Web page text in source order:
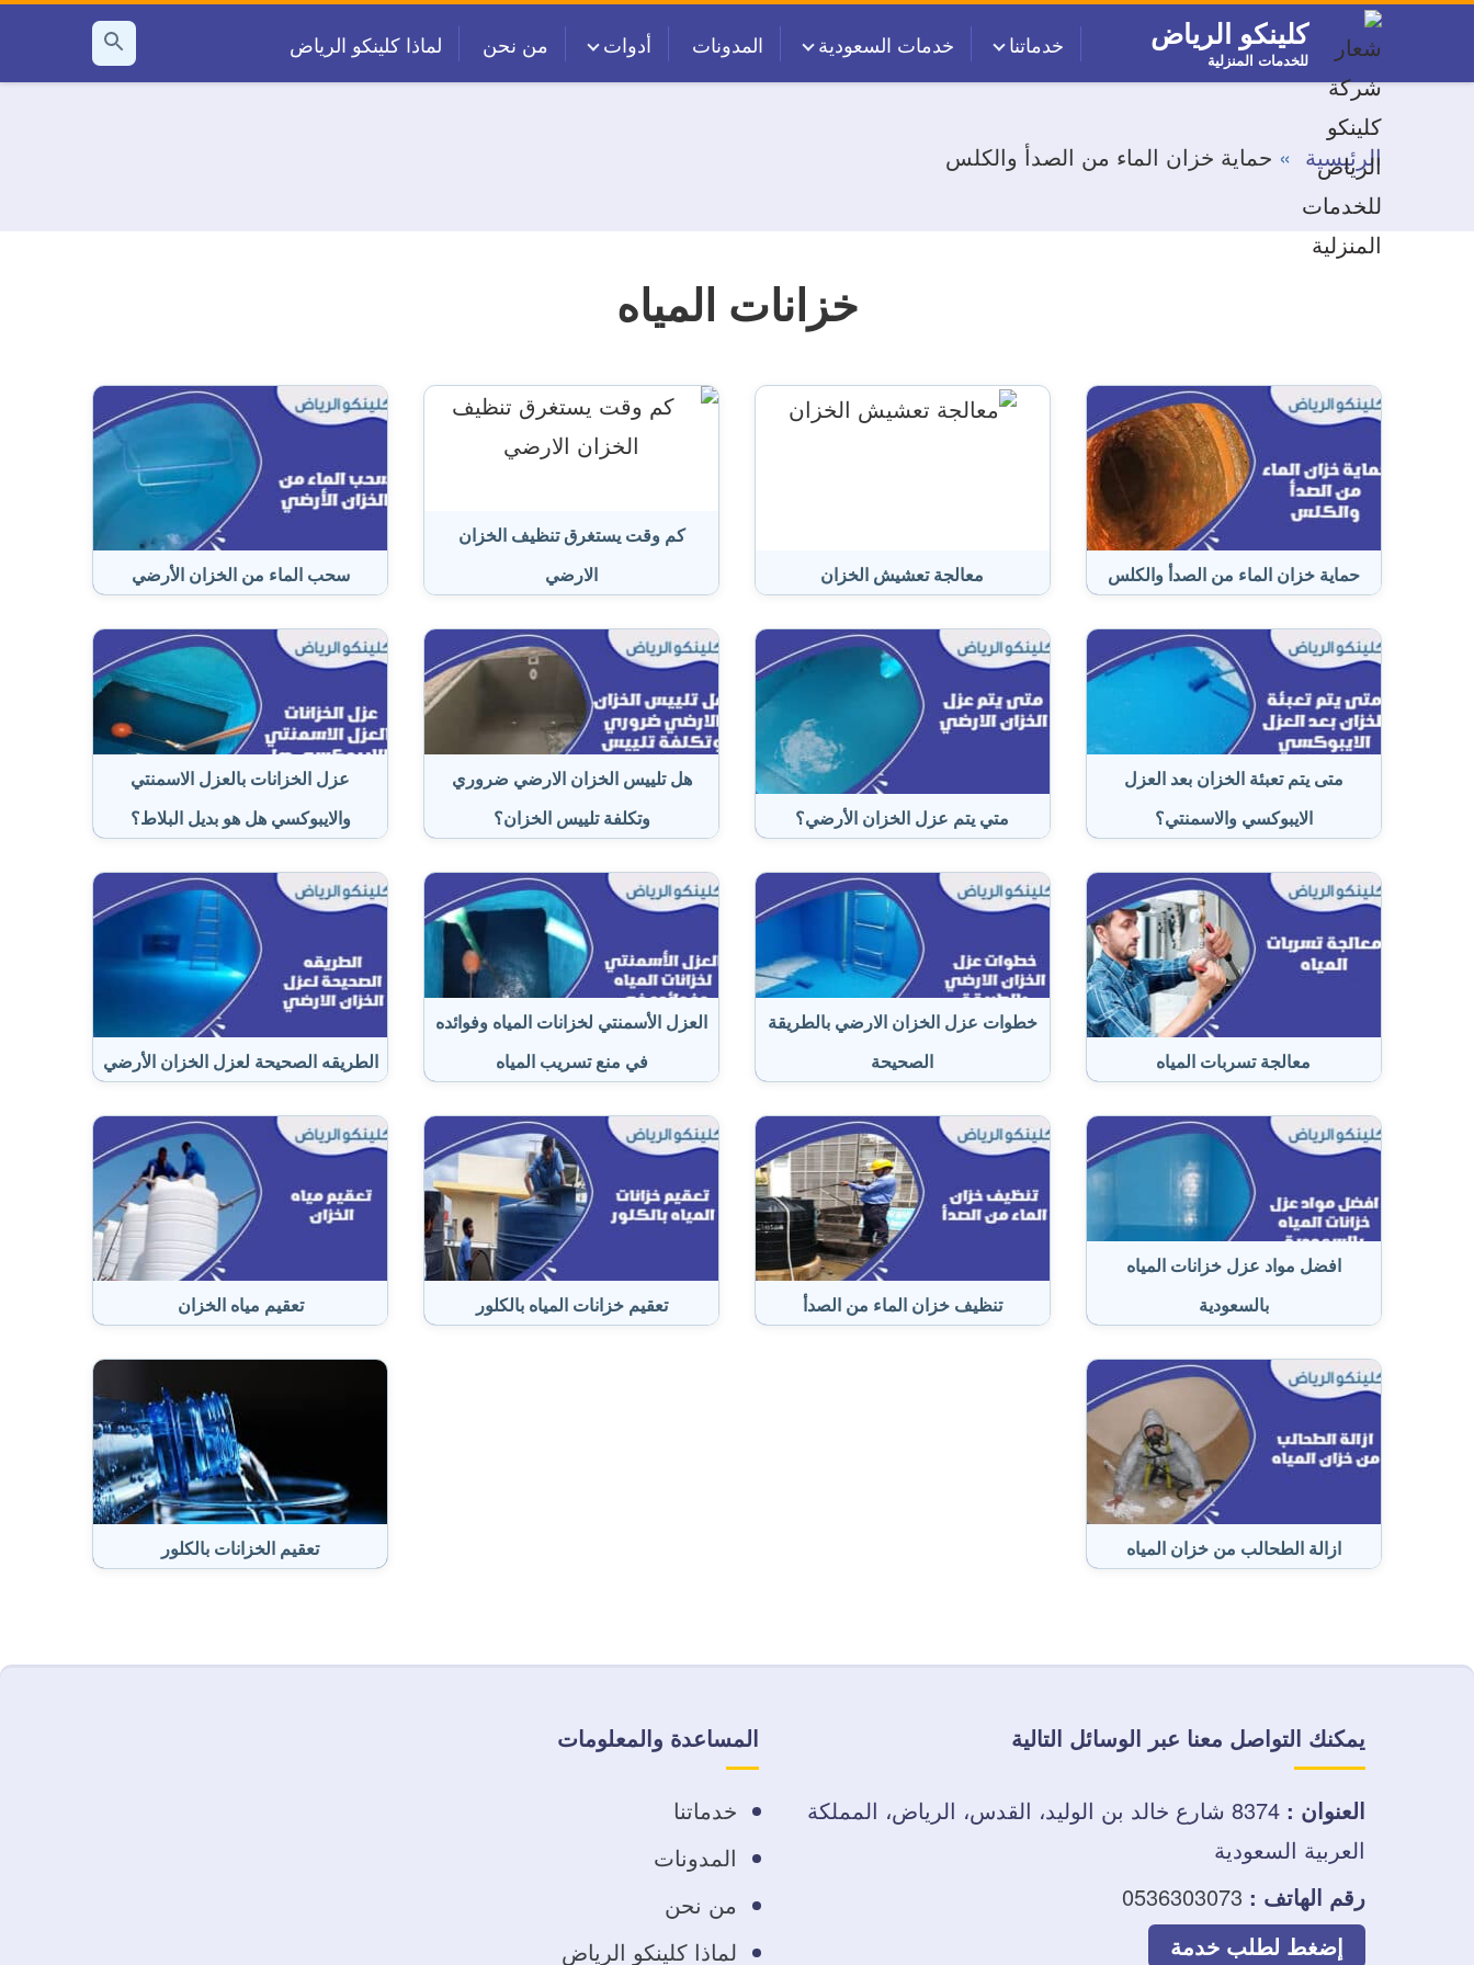
كلينكو الرياض
للخدمات المنزلية
خدماتنا خدمات السعودية المدونات أدوات من نحن لماذا كلينكو الرياض
بحث
عن
الرئيسية حماية خزان الماء من الصدأ والكلس
خزانات المياه
حماية خزان الماء من الصدأ والكلس معالجة تعشيش الخزان
كم وقت يستغرق تنظيف الخزان
الارضي
سحب الماء من الخزان الأرضي
متى يتم تعبئة الخزان بعد العزل
الايبوكسي والاسمنتي؟
متي يتم عزل الخزان الأرضي؟
هل تلييس الخزان الارضي ضروري
وتكلفة تلييس الخزان؟
عزل الخزانات بالعزل الاسمنتي
والايبوكسي هل هو بديل البلاط؟
معالجة تسربات المياه
خطوات عزل الخزان الارضي بالطريقة
الصحيحة
العزل الأسمنتي لخزانات المياه وفوائده
في منع تسريب المياه
الطريقه الصحيحة لعزل الخزان الأرضي
افضل مواد عزل خزانات المياه
بالسعودية
تنظيف خزان الماء من الصدأ تعقيم خزانات المياه بالكلور تعقيم مياه الخزان
ازالة الطحالب من خزان المياه تعقيم الخزانات بالكلور
يمكنك التواصل معنا عبر الوسائل التالية
العنوان :
8374 شارع خالد بن الوليد، القدس، الرياض، المملكة
العربية السعودية
رقم الهاتف : 0536303073
إضغط لطلب خدمة
المساعدة والمعلومات
خدماتنا
المدونات
من نحن
لماذا كلينكو الرياض